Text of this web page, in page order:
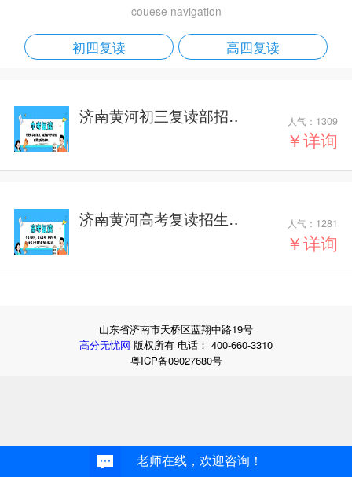
couese navigation
初四复读 高四复读
济南黄河初三复读部招
人气： 1309
￥详询
济南黄河高考复读招生
人气： 1281
￥详询
山东省济南市天桥区蓝翔中路19号
高分无忧网 版权所有 电话： 400-660-3310
粤ICP备09027680号